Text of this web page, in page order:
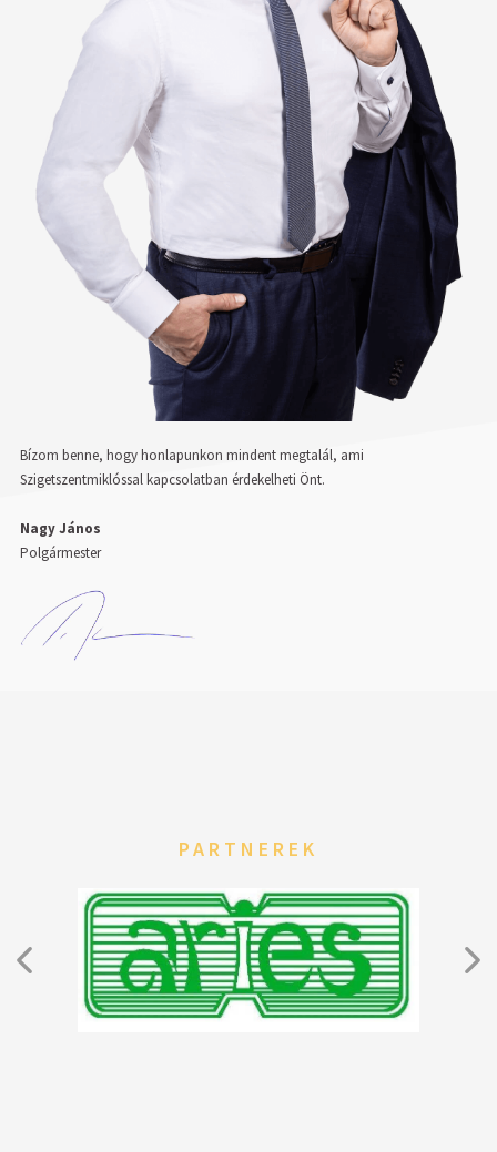
Bízom benne, hogy honlapunkon mindent megtalál, ami
Szigetszentmiklóssal kapcsolatban érdekelheti Önt.
Nagy János
Polgármester
PARTNEREK